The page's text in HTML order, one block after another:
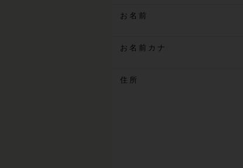
お名前
お名前カナ
住所